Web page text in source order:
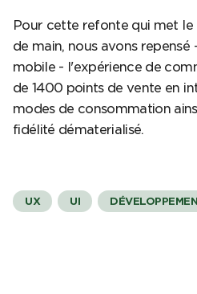
Pour cette refonte qui met
de main, nous avons repensé
mobile - l'expérience de
de 1400 points de vente en
modes de consommation
fidélité dématerialisé.
UX UI